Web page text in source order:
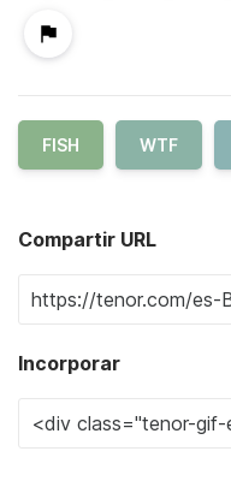
FISH WTF
Compartir URL
Incorporar